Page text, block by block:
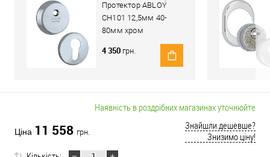
Протектор ABLOY
CH101 12,5мм 40-
80мм хром
4 350 грн.
Наявність в роздрібних магазинах уточнюйте
Ціна 11 558 грн.
Знайшли дешевше?
Знизимо ціну!